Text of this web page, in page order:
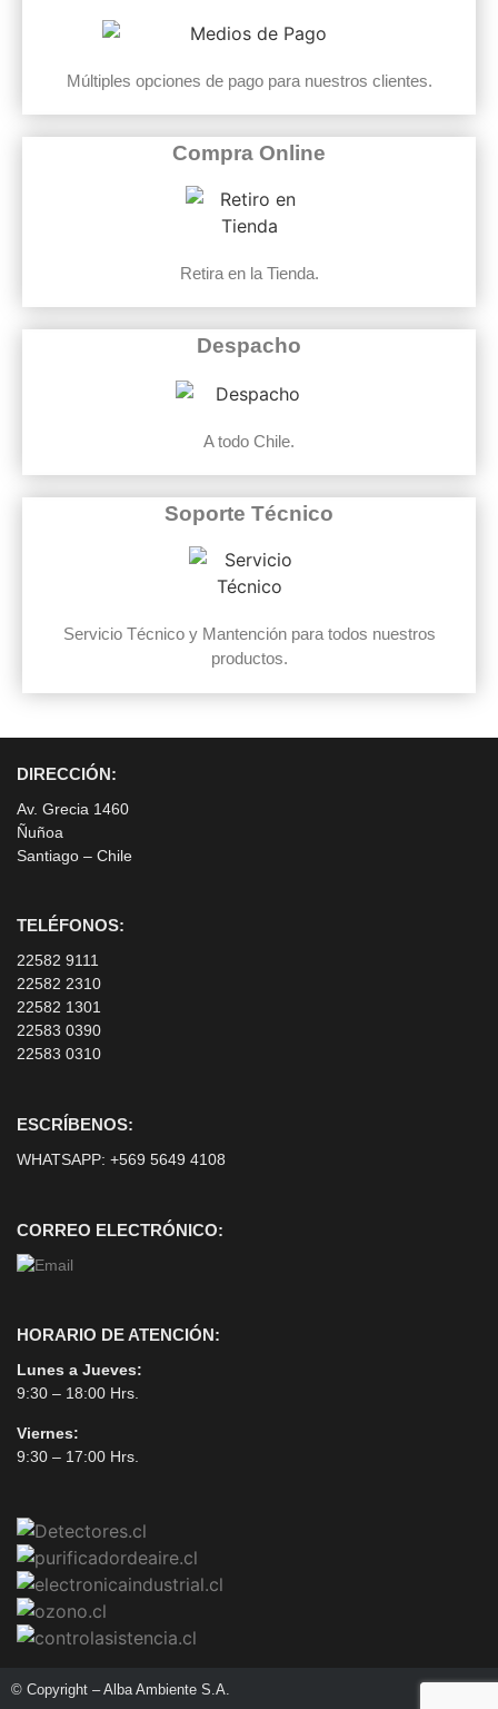
Múltiples opciones de pago para nuestros clientes.
Compra Online
Retira en la Tienda.
Despacho
A todo Chile.
Soporte Técnico
Servicio Técnico y Mantención para todos nuestros
productos.
DIRECCIÓN:
Av. Grecia 1460
Ñuñoa
Santiago – Chile
TELÉFONOS:
22582 9111
22582 2310
22582 1301
22583 0390
22583 0310
ESCRÍBENOS:
WHATSAPP: +569 5649 4108
CORREO ELECTRÓNICO:
HORARIO DE ATENCIÓN:
Lunes a Jueves:
9:30 – 18:00 Hrs.
Viernes:
9:30 – 17:00 Hrs.
© Copyright – Alba Ambiente S.A.